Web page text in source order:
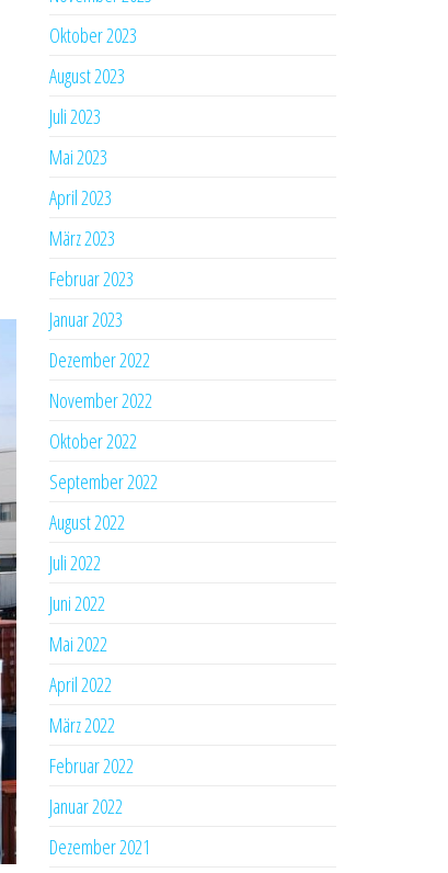
Oktober 2023
August 2023
Juli 2023
Mai 2023
April 2023
März 2023
Februar 2023
Januar 2023
Dezember 2022
November 2022
Oktober 2022
September 2022
August 2022
Juli 2022
Juni 2022
Mai 2022
April 2022
März 2022
Februar 2022
Januar 2022
Dezember 2021